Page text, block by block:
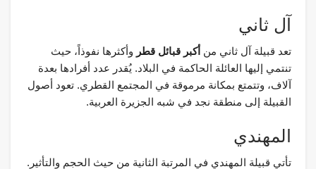
آل ثاني
تعد قبيلة آل ثاني من أكبر قبائل قطر وأكثرها نفوذاً، حيث
تنتمي إليها العائلة الحاكمة في البلاد. يُقدر عدد أفرادها بعدة
آلاف، وتتمتع بمكانة مرموقة في المجتمع القطري. تعود أصول
القبيلة إلى منطقة نجد في شبه الجزيرة العربية.
المهندي
تأتي قبيلة المهندي في المرتبة الثانية من حيث الحجم والتأثير.